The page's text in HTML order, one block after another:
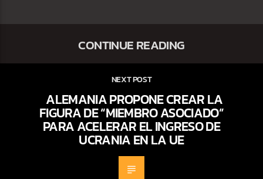
CONTINUE READING
NEXT POST
ALEMANIA PROPONE CREAR LA
FIGURA DE “MIEMBRO ASOCIADO”
PARA ACELERAR EL INGRESO DE
UCRANIA EN LA UE